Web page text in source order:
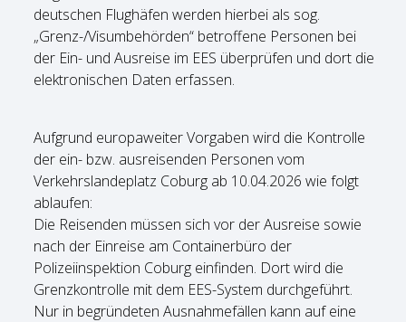
deutschen Flughäfen werden hierbei als sog.
„Grenz-/Visumbehörden“ betroffene Personen bei
der Ein- und Ausreise im EES überprüfen und dort die
elektronischen Daten erfassen.
Aufgrund europaweiter Vorgaben wird die Kontrolle
der ein- bzw. ausreisenden Personen vom
Verkehrslandeplatz Coburg ab 10.04.2026 wie folgt
ablaufen:
Die Reisenden müssen sich vor der Ausreise sowie
nach der Einreise am Containerbüro der
Polizeiinspektion Coburg einfinden. Dort wird die
Grenzkontrolle mit dem EES-System durchgeführt.
Nur in begründeten Ausnahmefällen kann auf eine